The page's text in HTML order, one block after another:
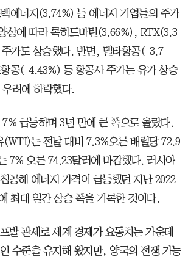
에너지(3.74%) 등 에너지 기업들의 주가
상에 따라 록히드마틴(3.66%), RTX(3.3
가도 상승했다. 반면, 델타항공(-3.7
공(-4.43%) 등 항공사 주가는 유가 상승
려에 하락했다.
급등하며 3년 만에 큰 폭으로 올랐다.
(WTI)는 전날 대비 7.3%오른 배럴당 72.9
7% 오른 74.23달러에 마감했다. 러시아
공해 에너지 가격이 급등했던 지난 2022
최대 일간 상승 폭을 기록한 것이다.
발 관세로 세계 경제가 요동치는 가운데
수준을 유지해 왔지만, 양국의 전쟁 가능